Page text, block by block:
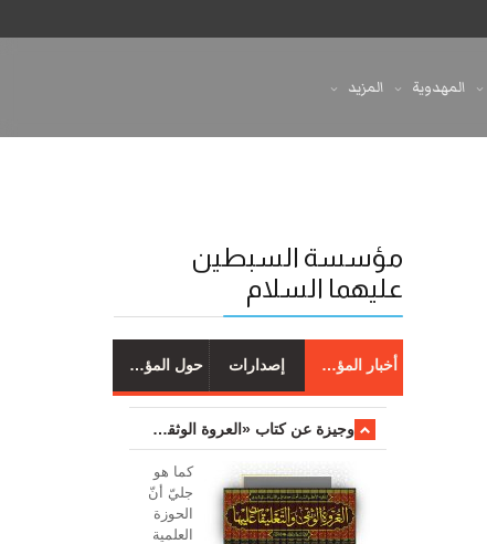
المهدوية المزيد
مؤسسة السبطين
عليهما السلام
أخبار المؤسسة إصدارات حول المؤسسة
وجیزة عن کتاب «العروة الوثقی والتعلیقات علیها»
کما هو
جليّ أنّ
الحوزة
العلمیة